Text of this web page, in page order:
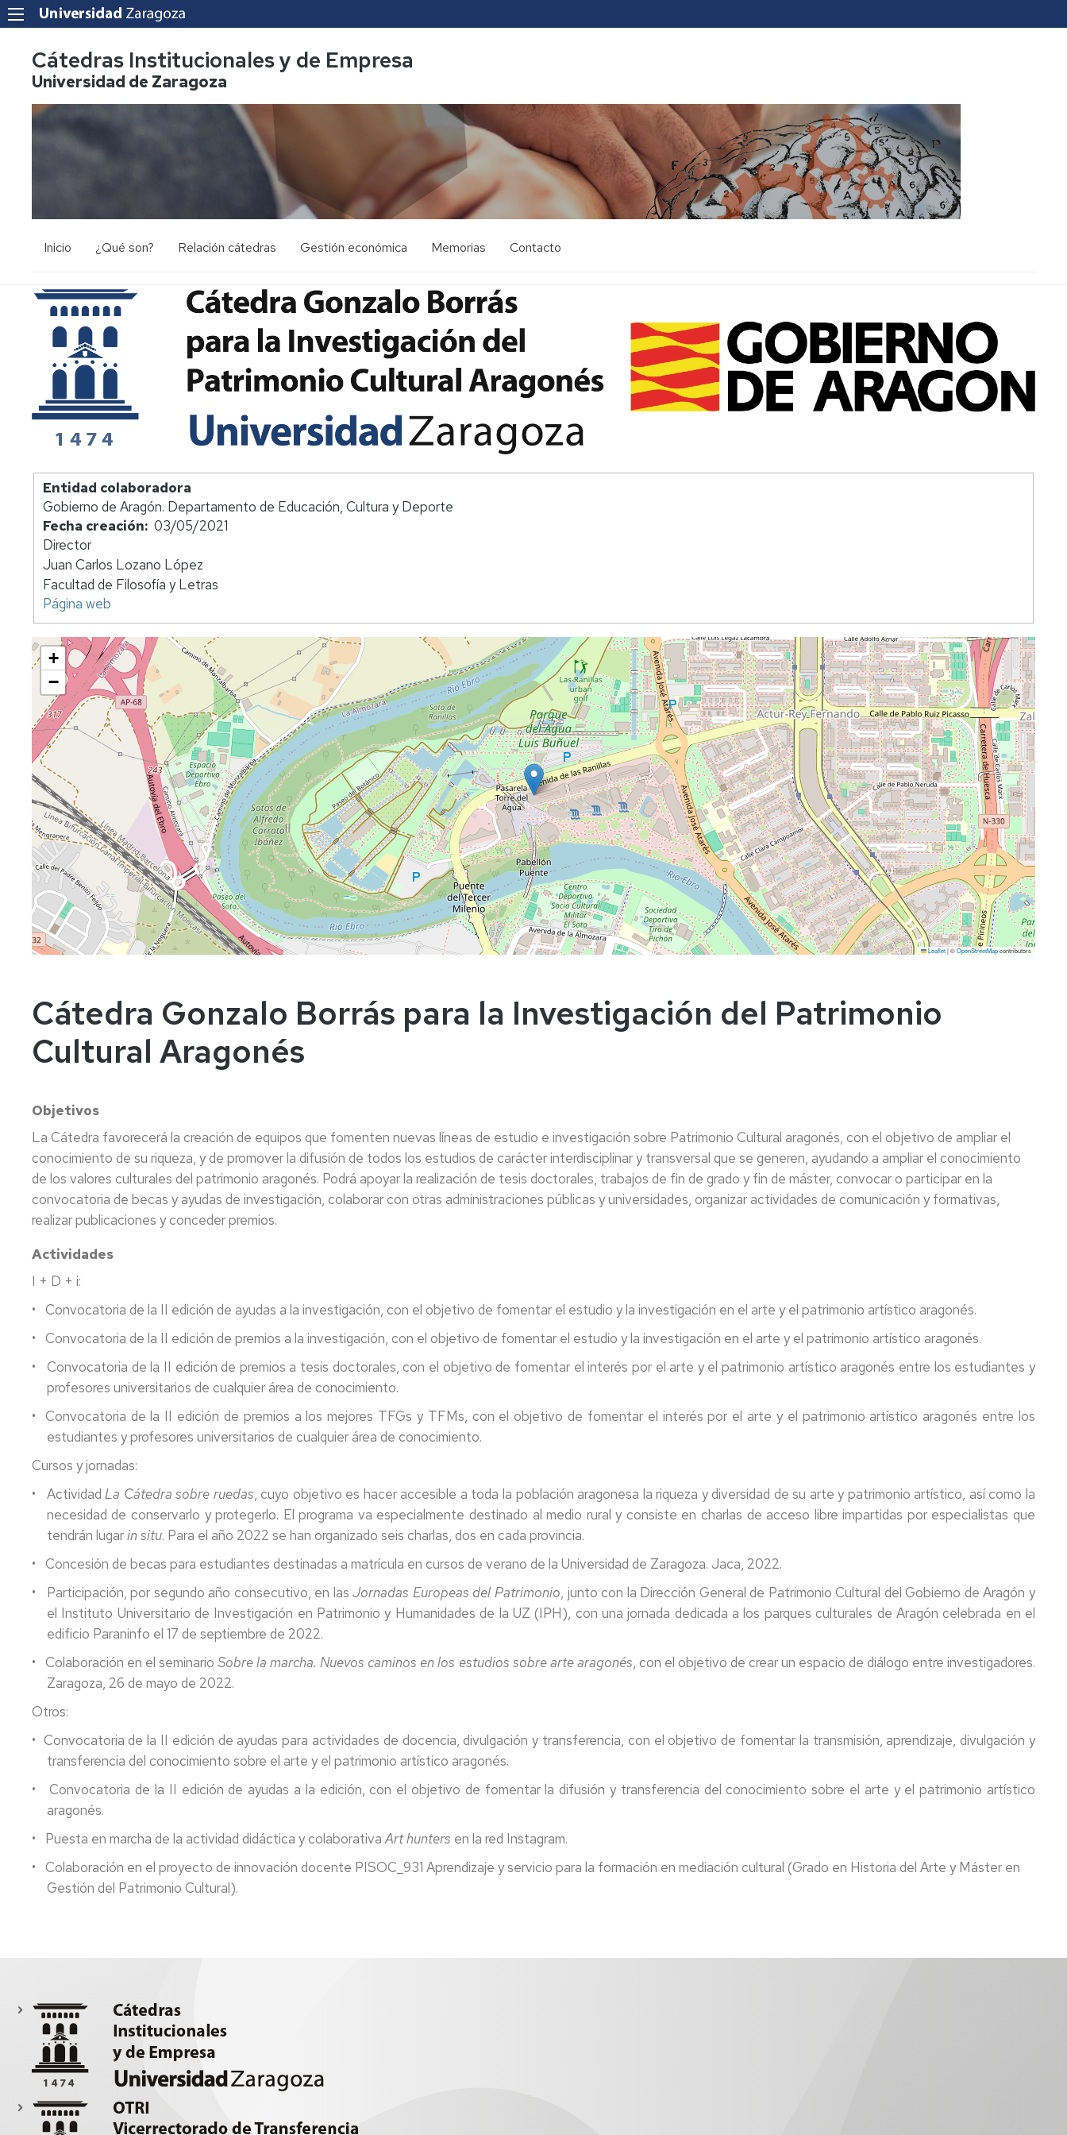
Cátedras Institucionales y de Empresa
Universidad de Zaragoza
Inicio ¿Qué son? Relación cátedras Gestión económica Memorias Contacto
Entidad colaboradora
Gobierno de Aragón. Departamento de Educación, Cultura y Deporte
Fecha creación 03/05/2021
Director
Juan Carlos Lozano López
Facultad de Filosofía y Letras
Página web
+
−
Leaflet|©OpenStreetMapcontributors
Cátedra Gonzalo Borrás para la Investigación del Patrimonio
Cultural Aragonés
Objetivos
La Cátedra favorecerá la creación de equipos que fomenten nuevas líneas de estudio e investigación sobre Patrimonio Cultural aragonés, con el objetivo de ampliar el
conocimiento de su riqueza, y de promover la difusión de todos los estudios de carácter interdisciplinar y transversal que se generen, ayudando a ampliar el conocimiento
de los valores culturales del patrimonio aragonés. Podrá apoyar la realización de tesis doctorales, trabajos de fin de grado y fin de máster, convocar o participar en la
convocatoria de becas y ayudas de investigación, colaborar con otras administraciones públicas y universidades, organizar actividades de comunicación y formativas,
realizar publicaciones y conceder premios.
Actividades
I + D + i:
• Convocatoria de la II edición de ayudas a la investigación, con el objetivo de fomentar el estudio y la investigación en el arte y el patrimonio artístico aragonés.
• Convocatoria de la II edición de premios a la investigación, con el objetivo de fomentar el estudio y la investigación en el arte y el patrimonio artístico aragonés.
• Convocatoria de la II edición de premios a tesis doctorales, con el objetivo de fomentar el interés por el arte y el patrimonio artístico aragonés entre los estudiantes y
profesores universitarios de cualquier área de conocimiento.
• Convocatoria de la II edición de premios a los mejores TFGs y TFMs, con el objetivo de fomentar el interés por el arte y el patrimonio artístico aragonés entre los
estudiantes y profesores universitarios de cualquier área de conocimiento.
Cursos y jornadas:
• ActividadLa Cátedra sobre ruedas, cuyo objetivo es hacer accesible a toda la población aragonesa la riqueza y diversidad de su arte y patrimonio artístico, así como la
necesidad de conservarlo y protegerlo. El programa va especialmente destinado al medio rural y consiste en charlas de acceso libre impartidas por especialistas que
tendrán lugarin situ. Para el año 2022 se han organizado seis charlas, dos en cada provincia.
• Concesión de becas para estudiantes destinadas a matrícula en cursos de verano de la Universidad de Zaragoza. Jaca, 2022.
• Participación, por segundo año consecutivo, en lasJornadas Europeas del Patrimonio, junto con la Dirección General de Patrimonio Cultural del Gobierno de Aragón y
el Instituto Universitario de Investigación en Patrimonio y Humanidades de la UZ (IPH), con una jornada dedicada a los parques culturales de Aragón celebrada en el
edificio Paraninfo el 17 de septiembre de 2022.
• Colaboración en el seminarioSobre la marcha. Nuevos caminos en los estudios sobre arte aragonés, con el objetivo de crear un espacio de diálogo entre investigadores.
Zaragoza, 26 de mayo de 2022.
Otros:
• Convocatoria de la II edición de ayudas para actividades de docencia, divulgación y transferencia, con el objetivo de fomentar la transmisión, aprendizaje, divulgación y
transferencia del conocimiento sobre el arte y el patrimonio artístico aragonés.
• Convocatoria de la II edición de ayudas a la edición, con el objetivo de fomentar la difusión y transferencia del conocimiento sobre el arte y el patrimonio artístico
aragonés.
• Puesta en marcha de la actividad didáctica y colaborativaArt hunters en la red Instagram.
• Colaboración en el proyecto de innovación docente PISOC_931 Aprendizaje y servicio para la formación en mediación cultural (Grado en Historia del Arte y Máster en
Gestión del Patrimonio Cultural).